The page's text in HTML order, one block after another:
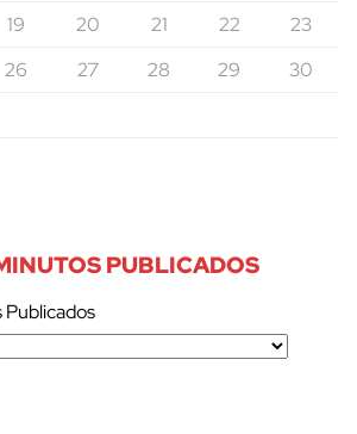
19 20 21 22
23
26 27 28 29
30
PUBLICADOS